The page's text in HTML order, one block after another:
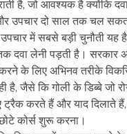
है, जो आवश्यक है क्योंकि
उपचार दो साल तक चल
में सबसे बड़ी चुनौती यह
दवा लेनी पड़ती है। सरकार
के लिए अभिनव तरीके
है, जैसे कि गोली के डिब्बे जो
करते हैं और याद दिलाते
कोर्स शुरू करना।